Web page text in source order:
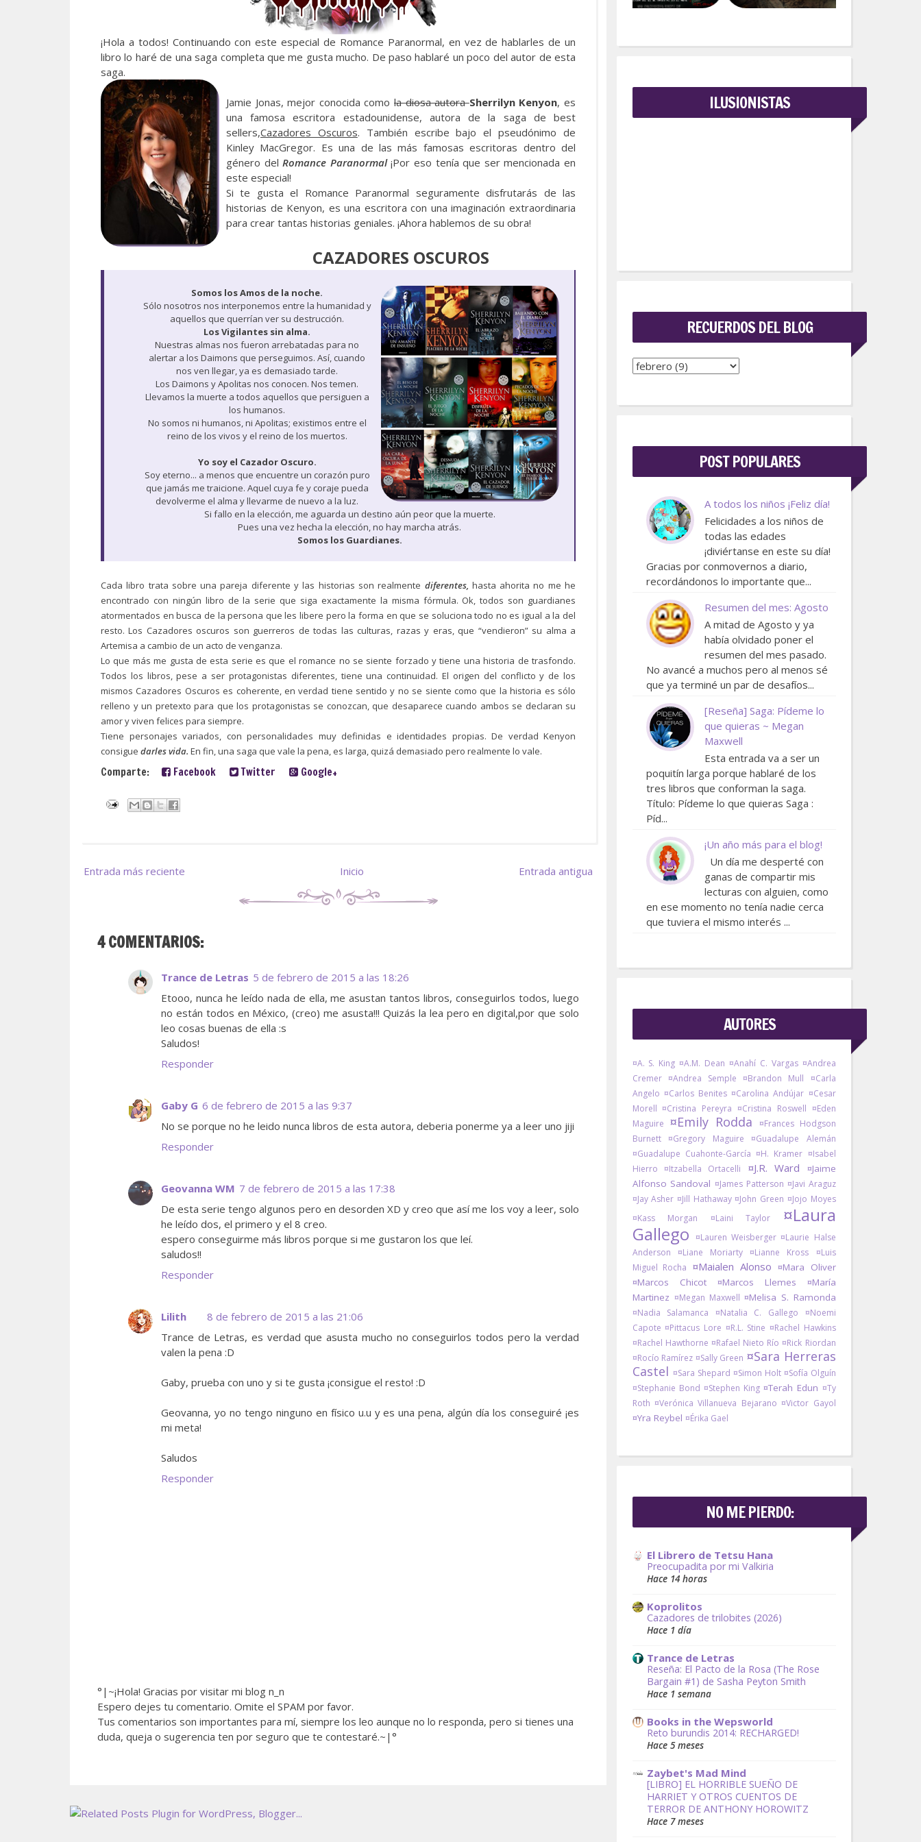
¡Hola a todos! Continuando con este especial de Romance Paranormal, en vez de hablarles de un
libro lo haré de una saga completa que me gusta mucho. De paso hablaré un poco del autor de esta
saga.
Jamie Jonas, mejor conocida como la diosa autoraSherrilyn Kenyon, es
una famosa escritora estadounidense, autora de la saga de best
sellers,Cazadores Oscuros. También escribe bajo el pseudónimo de
Kinley MacGregor. Es una de las más famosas escritoras dentro del
género delRomance Paranormal¡Por eso tenía que ser mencionada en
este especial!
Si te gusta el Romance Paranormal seguramente disfrutarás de las
historias de Kenyon, es una escritora con una imaginación extraordinaria
para crear tantas historias geniales. ¡Ahora hablemos de su obra!
CAZADORES OSCUROS
Somos los Amos de la noche.
Sólo nosotros nos interponemos entre la humanidad y
aquellos que querrían ver su destrucción.
Los Vigilantes sin alma.
Nuestras almas nos fueron arrebatadas para no
alertar a los Daimons que perseguimos. Así, cuando
nos ven llegar, ya es demasiado tarde.
Los Daimons y Apolitas nos conocen. Nos temen.
Llevamos la muerte a todos aquellos que persiguen a
los humanos.
No somos ni humanos, ni Apolitas; existimos entre el
reino de los vivos y el reino de los muertos.
Yo soy el Cazador Oscuro.
Soy eterno... a menos que encuentre un corazón puro
que jamás me traicione. Aquel cuya fe y coraje pueda
devolverme el alma y llevarme de nuevo a la luz.
Si fallo en la elección, me aguarda un destino aún peor que la muerte.
Pues una vez hecha la elección, no hay marcha atrás.
Somos los Guardianes.
Cada libro trata sobre una pareja diferente y las historias son realmente diferentes, hasta ahorita no me he
encontrado con ningún libro de la serie que siga exactamente la misma fórmula. Ok, todos son guardianes
atormentados en busca de la persona que les libere pero la forma en que se soluciona todo no es igual a la del
resto. Los Cazadores oscuros son guerreros de todas las culturas, razas y eras, que “vendieron” su alma a
Artemisa a cambio de un acto de venganza.
Lo que más me gusta de esta serie es que el romance no se siente forzado y tiene una historia de trasfondo.
Todos los libros, pese a ser protagonistas diferentes, tiene una continuidad. El origen del conflicto y de los
mismos Cazadores Oscuros es coherente, en verdad tiene sentido y no se siente como que la historia es sólo
relleno y un pretexto para que los protagonistas se conozcan, que desaparece cuando ambos se declaran su
amor y viven felices para siempre.
Tiene personajes variados, con personalidades muy definidas e identidades propias. De verdad Kenyon
consigue darles vida. En fin, una saga que vale la pena, es larga, quizá demasiado pero realmente lo vale.
Comparte: Facebook Twitter Google+
Entrada más reciente Entrada antigua
Inicio
4 COMENTARIOS:
Trance de Letras 5 de febrero de 2015 a las 18:26
Etooo, nunca he leído nada de ella, me asustan tantos libros, conseguirlos todos, luego
no están todos en México, (creo) me asusta!!! Quizás la lea pero en digital,por que solo
leo cosas buenas de ella :s
Saludos!
Responder
Gaby G 6 de febrero de 2015 a las 9:37
No se porque no he leido nunca libros de esta autora, deberia ponerme ya a leer uno jiji
Responder
Geovanna WM 7 de febrero de 2015 a las 17:38
De esta serie tengo algunos pero en desorden XD y creo que así me los voy a leer, solo
he leído dos, el primero y el 8 creo.
espero conseguirme más libros porque si me gustaron los que leí.
saludos!!
Responder
Lilith
8 de febrero de 2015 a las 21:06
Trance de Letras, es verdad que asusta mucho no conseguirlos todos pero la verdad
valen la pena :D
Gaby, prueba con uno y si te gusta ¡consigue el resto! :D
Geovanna, yo no tengo ninguno en físico u.u y es una pena, algún día los conseguiré ¡es
mi meta!
Saludos
Responder
°|~¡Hola! Gracias por visitar mi blog n_n
Espero dejes tu comentario. Omite el SPAM por favor.
Tus comentarios son importantes para mí, siempre los leo aunque no lo responda, pero si tienes una
duda, queja o sugerencia ten por seguro que te contestaré.~|°
ILUSIONISTAS
RECUERDOS DEL BLOG
POST POPULARES
A todos los niños ¡Feliz día!
Felicidades a los niños de
todas las edades
¡diviértanse en este su día!
Gracias por conmovernos a diario,
recordándonos lo importante que...
Resumen del mes: Agosto
A mitad de Agosto y ya
había olvidado poner el
resumen del mes pasado.
No avancé a muchos pero al menos sé
que ya terminé un par de desafíos...
[Reseña] Saga: Pídeme lo
que quieras ~ Megan
Maxwell
Esta entrada va a ser un
poquitín larga porque hablaré de los
tres libros que conforman la saga.
Título: Pídeme lo que quieras Saga :
Píd...
¡Un año más para el blog!
Un día me desperté con
ganas de compartir mis
lecturas con alguien, como
en ese momento no tenía nadie cerca
que tuviera el mismo interés ...
AUTORES
¤A. S. King ¤A.M. Dean ¤Anahí C. Vargas ¤Andrea
Cremer
¤Andrea Semple ¤Brandon Mull
¤Carla
Angelo ¤Carlos Benites ¤Carolina Andújar ¤Cesar
Morell ¤Cristina Pereyra ¤Cristina Roswell ¤Eden
Maguire ¤Emily Rodda
¤Frances Hodgson
Burnett
¤Gregory Maguire
¤Guadalupe Alemán
¤Guadalupe Cuahonte-García ¤H. Kramer ¤Isabel
Hierro
¤Itzabella Ortacelli ¤J.R. Ward
¤Jaime
Alfonso Sandoval ¤James Patterson ¤Javi Araguz
¤Jay Asher ¤Jill Hathaway ¤John Green ¤Jojo Moyes
¤Kass Morgan
¤Laini Taylor
¤Laura
Gallego
¤Lauren Weisberger ¤Laurie Halse
Anderson
¤Liane Moriarty ¤Lianne Kross
¤Luis
Miguel Rocha ¤Maialen Alonso ¤Mara Oliver
¤Marcos Chicot
¤Marcos Llemes
¤María
Martinez ¤Megan Maxwell ¤Melisa S. Ramonda
¤Nadia Salamanca ¤Natalia C. Gallego
¤Noemi
Capote ¤Pittacus Lore ¤R.L. Stine ¤Rachel Hawkins
¤Rachel Hawthorne ¤Rafael Nieto Río ¤Rick Riordan
¤Rocío Ramírez ¤Sally Green ¤Sara Herreras
Castel ¤Sara Shepard ¤Simon Holt ¤Sofía Olguín
¤Stephanie Bond ¤Stephen King ¤Terah Edun ¤Ty
Roth ¤Verónica Villanueva Bejarano ¤Victor Gayol
¤Yra Reybel ¤Érika Gael
NO ME PIERDO:
El Librero de Tetsu Hana
Preocupadita por mi Valkiria
Hace 14 horas
Koprolitos
Cazadores de trilobites (2026)
Hace 1 día
Trance de Letras
Reseña: El Pacto de la Rosa (The Rose
Bargain #1) de Sasha Peyton Smith
Hace 1 semana
Books in the Wepsworld
Reto burundis 2014: RECHARGED!
Hace 5 meses
Zaybet's Mad Mind
[LIBRO] EL HORRIBLE SUEÑO DE
HARRIET Y OTROS CUENTOS DE
TERROR DE ANTHONY HOROWITZ
Hace 7 meses